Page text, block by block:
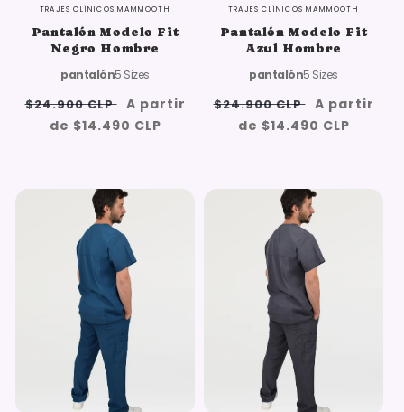
TRAJES CLÍNICOS MAMMOOTH
Pantalón Modelo Fit
Negro Hombre
pantalón5 Sizes
Precio
habitual
$24.900 CLP Oferta:
{{
A partir
de $14.490 CLP
TRAJES CLÍNICOS MAMMOOTH
Pantalón Modelo Fit
Azul Hombre
pantalón5 Sizes
Precio
habitual
$24.900 CLP Oferta:
{{
A partir
de $14.490 CLP